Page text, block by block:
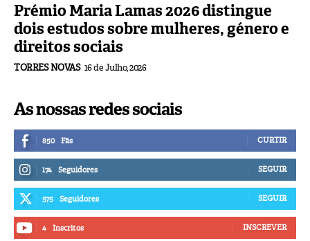
Prémio Maria Lamas 2026 distingue
dois estudos sobre mulheres, género e
direitos sociais
TORRES NOVAS 16 de Julho, 2026
As nossas redes sociais
850 Fãs CURTIR
174 Seguidores SEGUIR
575 Seguidores SEGUIR
4 Inscritos INSCREVER